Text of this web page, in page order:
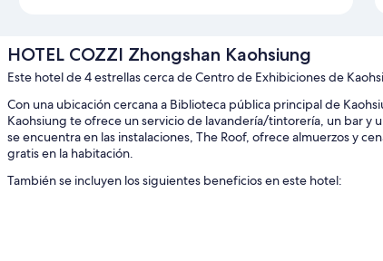
HOTEL COZZI Zhongshan Kaohsiung
Este hotel de 4 estrellas cerca de Centro de Exhibiciones de
Con una ubicación cercana a Biblioteca pública principal de
Kaohsiung te ofrece un servicio de lavandería/tintorería, un bar y
se encuentra en las instalaciones, The Roof, ofrece almuerzos y
gratis en la habitación.
También se incluyen los siguientes beneficios en este hotel: